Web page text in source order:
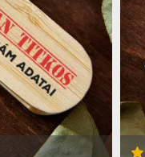
UTAZÓNAK
IDŐSEBBNEK
FŐNÖKNEK
HORGÁSZNAK